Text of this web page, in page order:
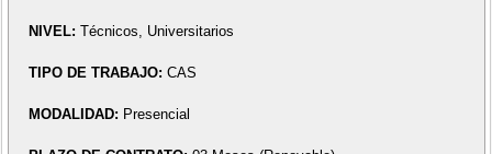
NIVEL: Técnicos, Universitarios
TIPO DE TRABAJO: CAS
MODALIDAD: Presencial